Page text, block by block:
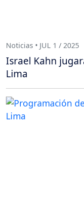
Noticias • JUL 1 / 2025
Israel Kahn
Lima